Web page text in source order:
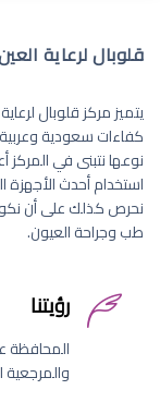
قلوبال لرعاية
يتميز مركز قلوبال
كفاءات سعودية
نوعها نتبنى في المركز
استخدام أحدث
نحرص كذلك على أن
طب وجراحة العيون.
رؤيتنا
المحافظة
والمرجعية